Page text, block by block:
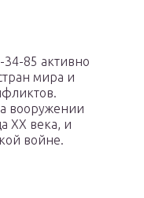
85 активно
мира и
вооружении
XX века, и
войне.